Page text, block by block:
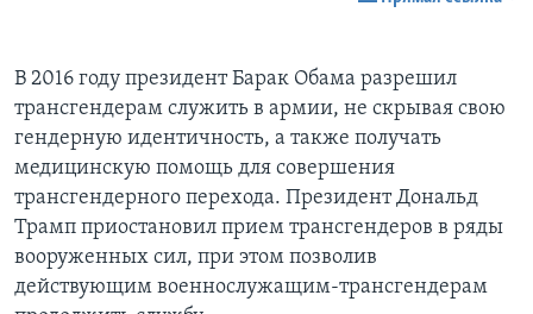
В 2016 году президент Барак Обама разрешил
трансгендерам служить в армии, не скрывая свою
гендерную идентичность, а также получать
медицинскую помощь для совершения
трансгендерного перехода. Президент Дональд
Трамп приостановил прием трансгендеров в ряды
вооруженных сил, при этом позволив
действующим военнослужащим-трансгендерам